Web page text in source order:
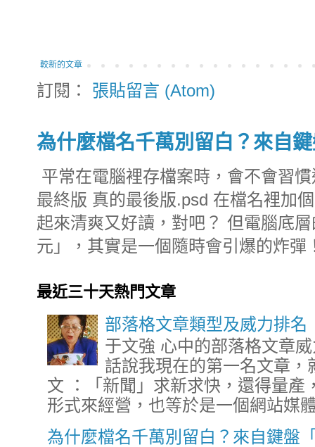
較新的文章
訂閱： 張貼留言 (Atom)
為什麼檔名千萬別留白？來自
平常在電腦裡存檔案時，會不會習
最終版 真的最後版.psd 在檔名裡加
起來清爽又好讀，對吧？ 但電腦底
元」，其實是一個隨時會引爆的炸彈
最近三十天熱門文章
部落格文章類型及威力排名
于文強 心中的部落格文章
話說我現在的第一名文章
文 ：「新聞」求新求快，還得量產
形式來經營，也等於是一個網站媒
為什麼檔名千萬別留白？來自鍵盤